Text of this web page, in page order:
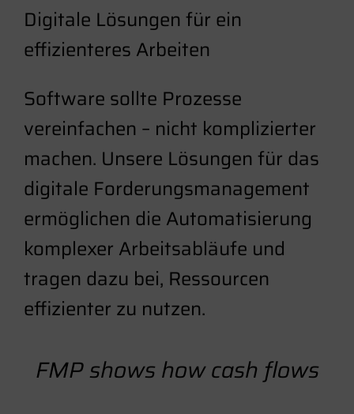
Digitale Lösungen für ein
effizienteres Arbeiten
Software sollte Prozesse
vereinfachen – nicht komplizierter
machen. Unsere Lösungen für das
digitale Forderungsmanagement
ermöglichen die Automatisierung
komplexer Arbeitsabläufe und
tragen dazu bei, Ressourcen
effizienter zu nutzen.
FMP shows how cash flows